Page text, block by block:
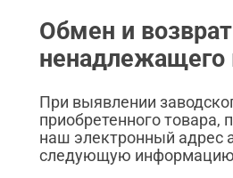
Обмен и
ненадлежащего
При выявлении
приобретенного товара,
наш электронный адрес
следующую